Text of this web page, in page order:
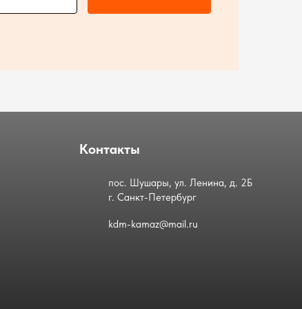
Контакты
пос. Шушары, ул. Ленина, д. 2Б
г. Санкт-Петербург
kdm-kamaz@mail.ru